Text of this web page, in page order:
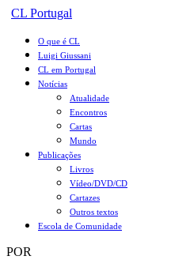
CL Portugal
O que é CL
Luigi Giussani
CL em Portugal
Notícias
Atualidade
Encontros
Cartas
Mundo
Publicações
Livros
Vídeo/DVD/CD
Cartazes
Outros textos
Escola de Comunidade
POR